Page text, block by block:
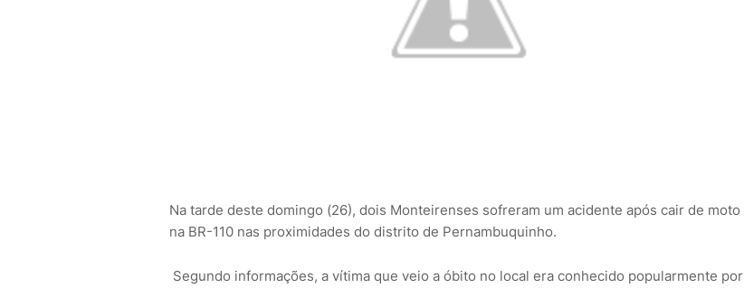
Na tarde deste domingo (26), dois Monteirenses sofreram um acidente após cair de moto
na BR-110 nas proximidades do distrito de Pernambuquinho.
Segundo informações, a vítima que veio a óbito no local era conhecido popularmente por